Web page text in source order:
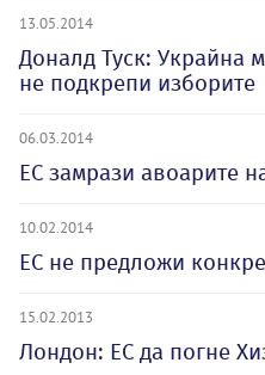
13.05.2014
Доналд Туск: Украйна
не подкрепи изборите
06.03.2014
ЕС замрази авоарите
10.02.2014
ЕС не предложи
15.02.2013
Лондон: ЕС да погне